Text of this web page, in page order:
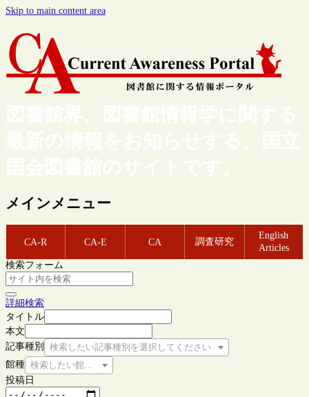
Skip to main content area
図書館界、図書館情報学に関する
最新の情報をお知らせする、国立
国会図書館のサイトです。
メインメニュー
CA-R CA-E CA 調査研究
English
Articles
検索フォーム
詳細検索
タイトル
本文
記事種別
検索したい記事種別を選択してください
館種 検索したい館種を選択してください
投稿日